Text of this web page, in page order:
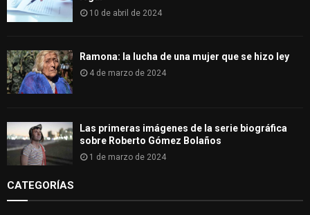
10 de abril de 2024
Ramona: la lucha de una mujer que se hizo ley
4 de marzo de 2024
Las primeras imágenes de la serie biográfica
sobre Roberto Gómez Bolaños
1 de marzo de 2024
CATEGORÍAS